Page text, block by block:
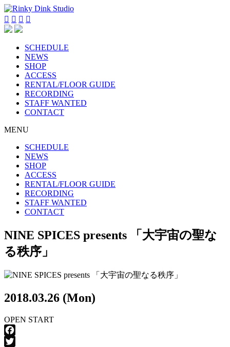
   
SCHEDULE
NEWS
SHOP
ACCESS
RENTAL/FLOOR GUIDE
RECORDING
STAFF WANTED
CONTACT
MENU
SCHEDULE
NEWS
SHOP
ACCESS
RENTAL/FLOOR GUIDE
RECORDING
STAFF WANTED
CONTACT
NINE SPICES presents 「大宇宙の聖な
る秩序」
2018.03.26 (Mon)
OPEN START
Facebook